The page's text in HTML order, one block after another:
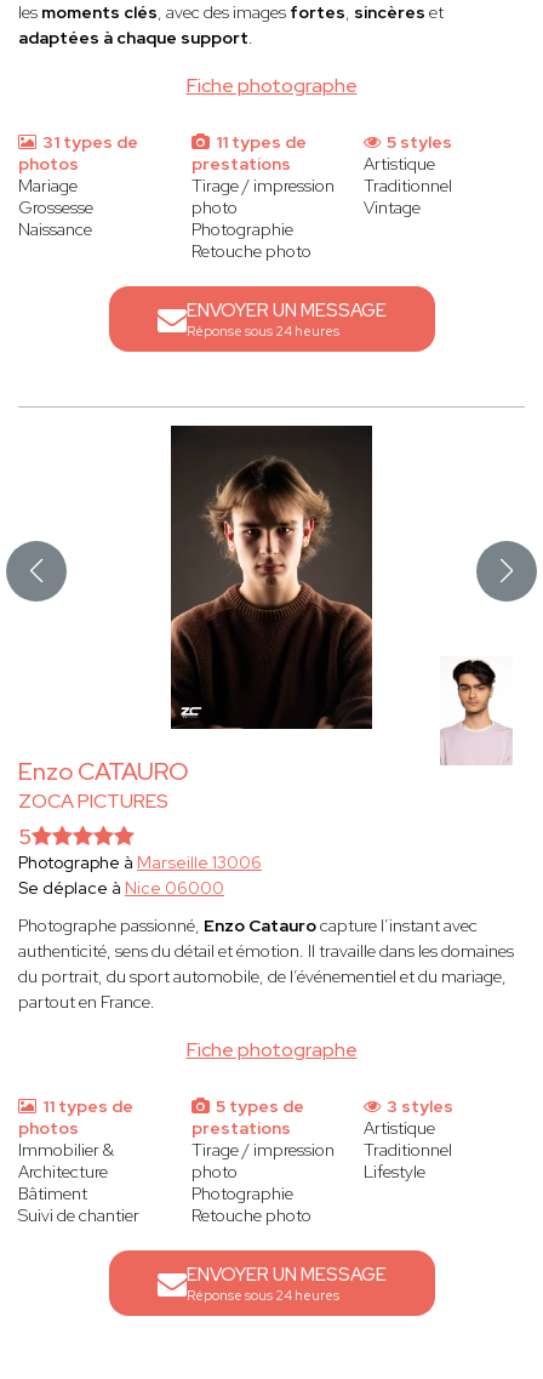
Fiche photographe
les moments clés, avec des images fortes, sincères et
adaptées à chaque support.
31 types de
photos
Mariage
Grossesse
Naissance
11 types de
prestations
Tirage / impression
photo
Photographie
Retouche photo
5 styles
Artistique
Traditionnel
Vintage
ENVOYER UN MESSAGE
Réponse sous 24 heures
Enzo CATAURO
ZOCA PICTURES
Fiche photographe
5
Photographe à Marseille 13006
Se déplace à Nice 06000
Photographe passionné, Enzo Cataurocapture l’instant avec
authenticité, sens du détail et émotion. Il travaille dans les domaines
du portrait, du sport automobile, de l’événementiel et du mariage,
partout en France.
11 types de
photos
Immobilier &
Architecture
Bâtiment
Suivi de chantier
5 types de
prestations
Tirage / impression
photo
Photographie
Retouche photo
3 styles
Artistique
Traditionnel
Lifestyle
ENVOYER UN MESSAGE
Réponse sous 24 heures